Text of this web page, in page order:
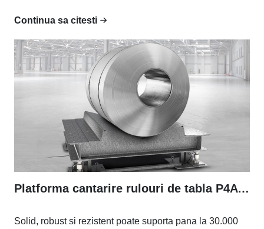
Continua sa citesti
Platforma cantarire rulouri de tabla P4A - P4AR
Solid, robust si rezistent poate suporta pana la 30.000